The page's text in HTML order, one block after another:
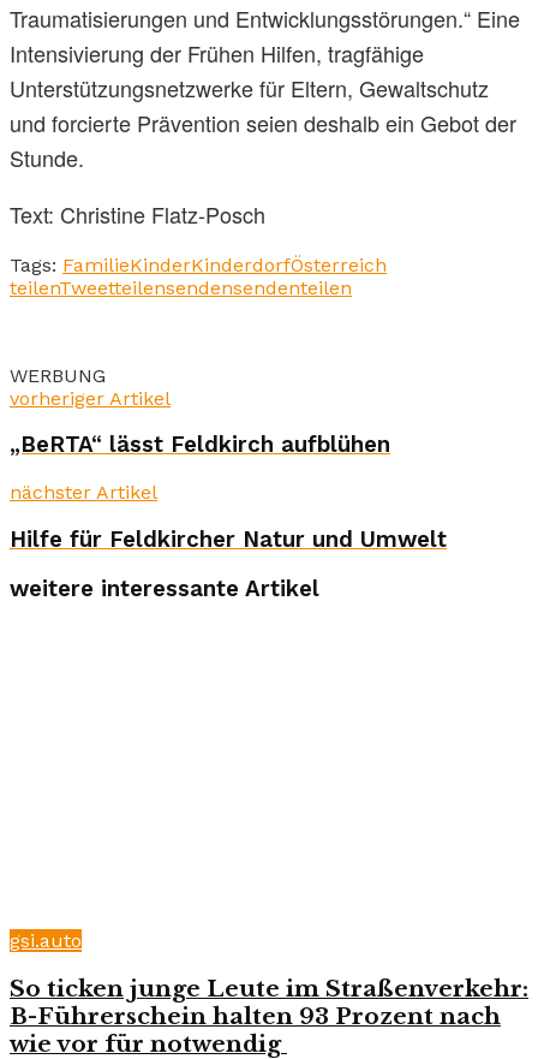
Traumatisierungen und Entwicklungsstörungen.“ Eine
Intensivierung der Frühen Hilfen, tragfähige
Unterstützungsnetzwerke für Eltern, Gewaltschutz
und forcierte Prävention seien deshalb ein Gebot der
Stunde.
Text: Christine Flatz-Posch
Tags: FamilieKinderKinderdorfÖsterreich
teilenTweetteilensendensendenteilen
WERBUNG
vorheriger Artikel
„BeRTA“ lässt Feldkirch aufblühen
nächster Artikel
Hilfe für Feldkircher Natur und Umwelt
weitere interessante Artikel
gsi.auto
So ticken junge Leute im Straßenverkehr:
B-Führerschein halten 93 Prozent nach
wie vor für notwendig